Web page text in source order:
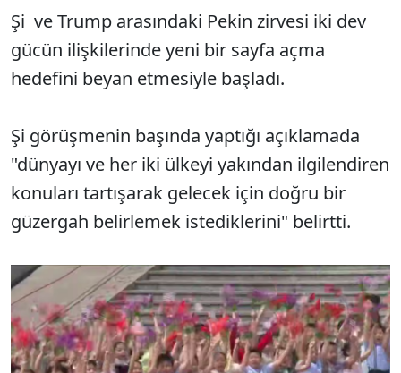
Şi ve Trump arasındaki Pekin zirvesi iki dev
gücün ilişkilerinde yeni bir sayfa açma
hedefini beyan etmesiyle başladı.
Şi görüşmenin başında yaptığı açıklamada
"dünyayı ve her iki ülkeyi yakından ilgilendiren
konuları tartışarak gelecek için doğru bir
güzergah belirlemek istediklerini" belirtti.